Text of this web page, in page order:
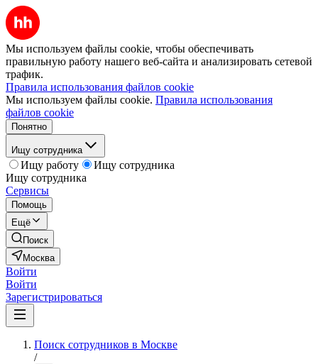
Мы используем файлы cookie, чтобы обеспечивать
правильную работу нашего веб-сайта и анализировать сетевой
трафик.
Правила использования файлов cookie
Мы используем файлы cookie. Правила использования
файлов cookie
Понятно
Ищу сотрудника
Ищу работу
Ищу сотрудника
Ищу сотрудника
Сервисы
Помощь
Ещё
Поиск
Москва
Войти
Войти
Зарегистрироваться
Поиск сотрудников в Москве
/